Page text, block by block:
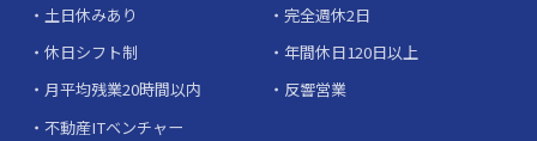
土日休みあり
完全週休2日
休日シフト制
年間休日120日以上
月平均残業20時間以内
反響営業
不動産ITベンチャー